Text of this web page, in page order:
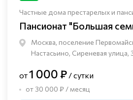
Частные дома престарелых и
Пансионат "Большая
Москва, поселение
Настасьино, Сиреневая улица,
от1 000 ₽ / сутки
от 30 000 ₽ / месяц